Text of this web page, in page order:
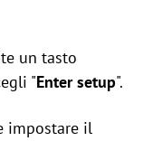
un tasto
"Enter setup".
impostare il